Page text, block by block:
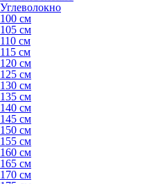
Углеволокно
100 см
105 см
110 см
115 см
120 см
125 см
130 см
135 см
140 см
145 см
150 см
155 см
160 см
165 см
170 см